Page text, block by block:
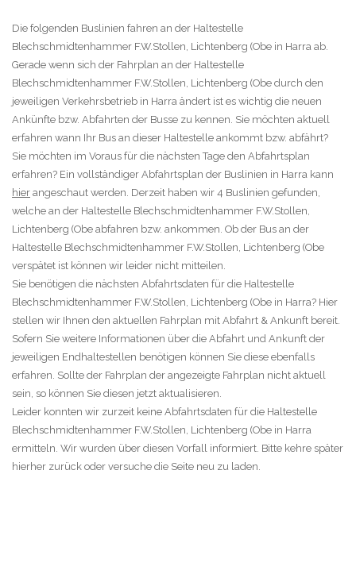
Die folgenden Buslinien fahren an der Haltestelle
Blechschmidtenhammer F.W.Stollen, Lichtenberg (Obe in Harra ab.
Gerade wenn sich der Fahrplan an der Haltestelle
Blechschmidtenhammer F.W.Stollen, Lichtenberg (Obe durch den
jeweiligen Verkehrsbetrieb in Harra ändert ist es wichtig die neuen
Ankünfte bzw. Abfahrten der Busse zu kennen. Sie möchten aktuell
erfahren wann Ihr Bus an dieser Haltestelle ankommt bzw. abfährt?
Sie möchten im Voraus für die nächsten Tage den Abfahrtsplan
erfahren? Ein vollständiger Abfahrtsplan der Buslinien in Harra kann
hier angeschaut werden. Derzeit haben wir 4 Buslinien gefunden,
welche an der Haltestelle Blechschmidtenhammer F.W.Stollen,
Lichtenberg (Obe abfahren bzw. ankommen. Ob der Bus an der
Haltestelle Blechschmidtenhammer F.W.Stollen, Lichtenberg (Obe
verspätet ist können wir leider nicht mitteilen.
Sie benötigen die nächsten Abfahrtsdaten für die Haltestelle
Blechschmidtenhammer F.W.Stollen, Lichtenberg (Obe in Harra? Hier
stellen wir Ihnen den aktuellen Fahrplan mit Abfahrt & Ankunft bereit.
Sofern Sie weitere Informationen über die Abfahrt und Ankunft der
jeweiligen Endhaltestellen benötigen können Sie diese ebenfalls
erfahren. Sollte der Fahrplan der angezeigte Fahrplan nicht aktuell
sein, so können Sie diesen jetzt aktualisieren.
Leider konnten wir zurzeit keine Abfahrtsdaten für die Haltestelle
Blechschmidtenhammer F.W.Stollen, Lichtenberg (Obe in Harra
ermitteln. Wir wurden über diesen Vorfall informiert. Bitte kehre später
hierher zurück oder versuche die Seite neu zu laden.